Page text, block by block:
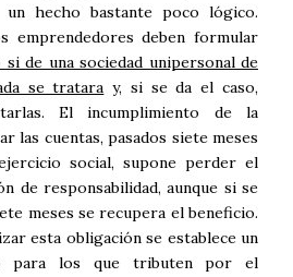
hecho bastante poco lógico.
emprendedores deben formular
si de una sociedad unipersonal de
se tratara y, si se da el caso,
El incumplimiento de la
las cuentas, pasados siete meses
social, supone perder el
de responsabilidad, aunque si se
meses se recupera el beneficio.
esta obligación se establece un
para los que tributen por el